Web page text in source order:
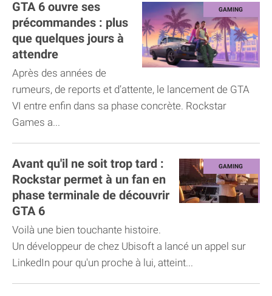
GTA 6 ouvre ses
précommandes : plus
que quelques jours à
attendre
Après des années de
rumeurs, de reports et d’attente, le lancement de GTA
VI entre enfin dans sa phase concrète. Rockstar
Games a...
Avant qu'il ne soit trop tard :
Rockstar permet à un fan en
phase terminale de découvrir
GTA 6
Voilà une bien touchante histoire.
Un développeur de chez Ubisoft a lancé un appel sur
LinkedIn pour qu'un proche à lui, atteint...